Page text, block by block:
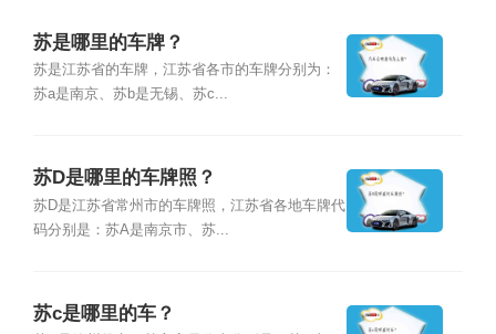
苏是哪里的车牌？
苏是江苏省的车牌，江苏省各市的车牌分别为：
苏a是南京、苏b是无锡、苏c...
苏D是哪里的车牌照？
苏D是江苏省常州市的车牌照，江苏省各地车牌代
码分别是：苏A是南京市、苏...
苏c是哪里的车？